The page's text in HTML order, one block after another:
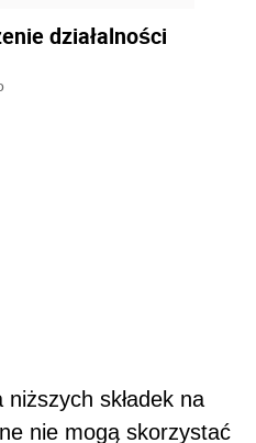
działalności
niższych składek na
nie mogą skorzystać